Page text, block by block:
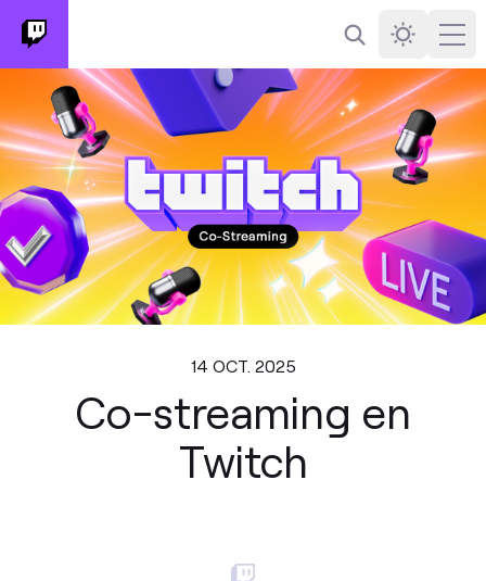
Buscar Darkmode
14 OCT. 2025
Co-streaming en
Twitch